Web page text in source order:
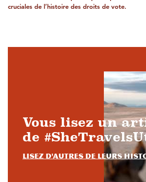
cruciales de l’histoire des droits de vote.
Vous lisez un
de
Lisez d'autres de leurs